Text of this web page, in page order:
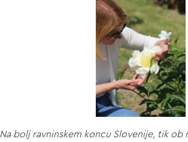
Na bolj ravninskem koncu Slovenije, tik